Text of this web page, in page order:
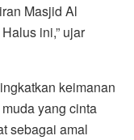
Masjid Al
ini,” ujar
keimanan
yang cinta
sebagai amal